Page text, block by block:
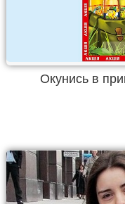
Окунись в